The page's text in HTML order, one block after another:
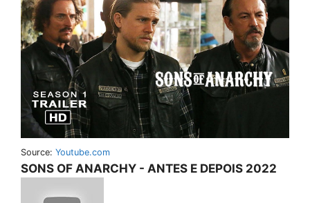
Source: Youtube.com
SONS OF ANARCHY - ANTES E DEPOIS 2022